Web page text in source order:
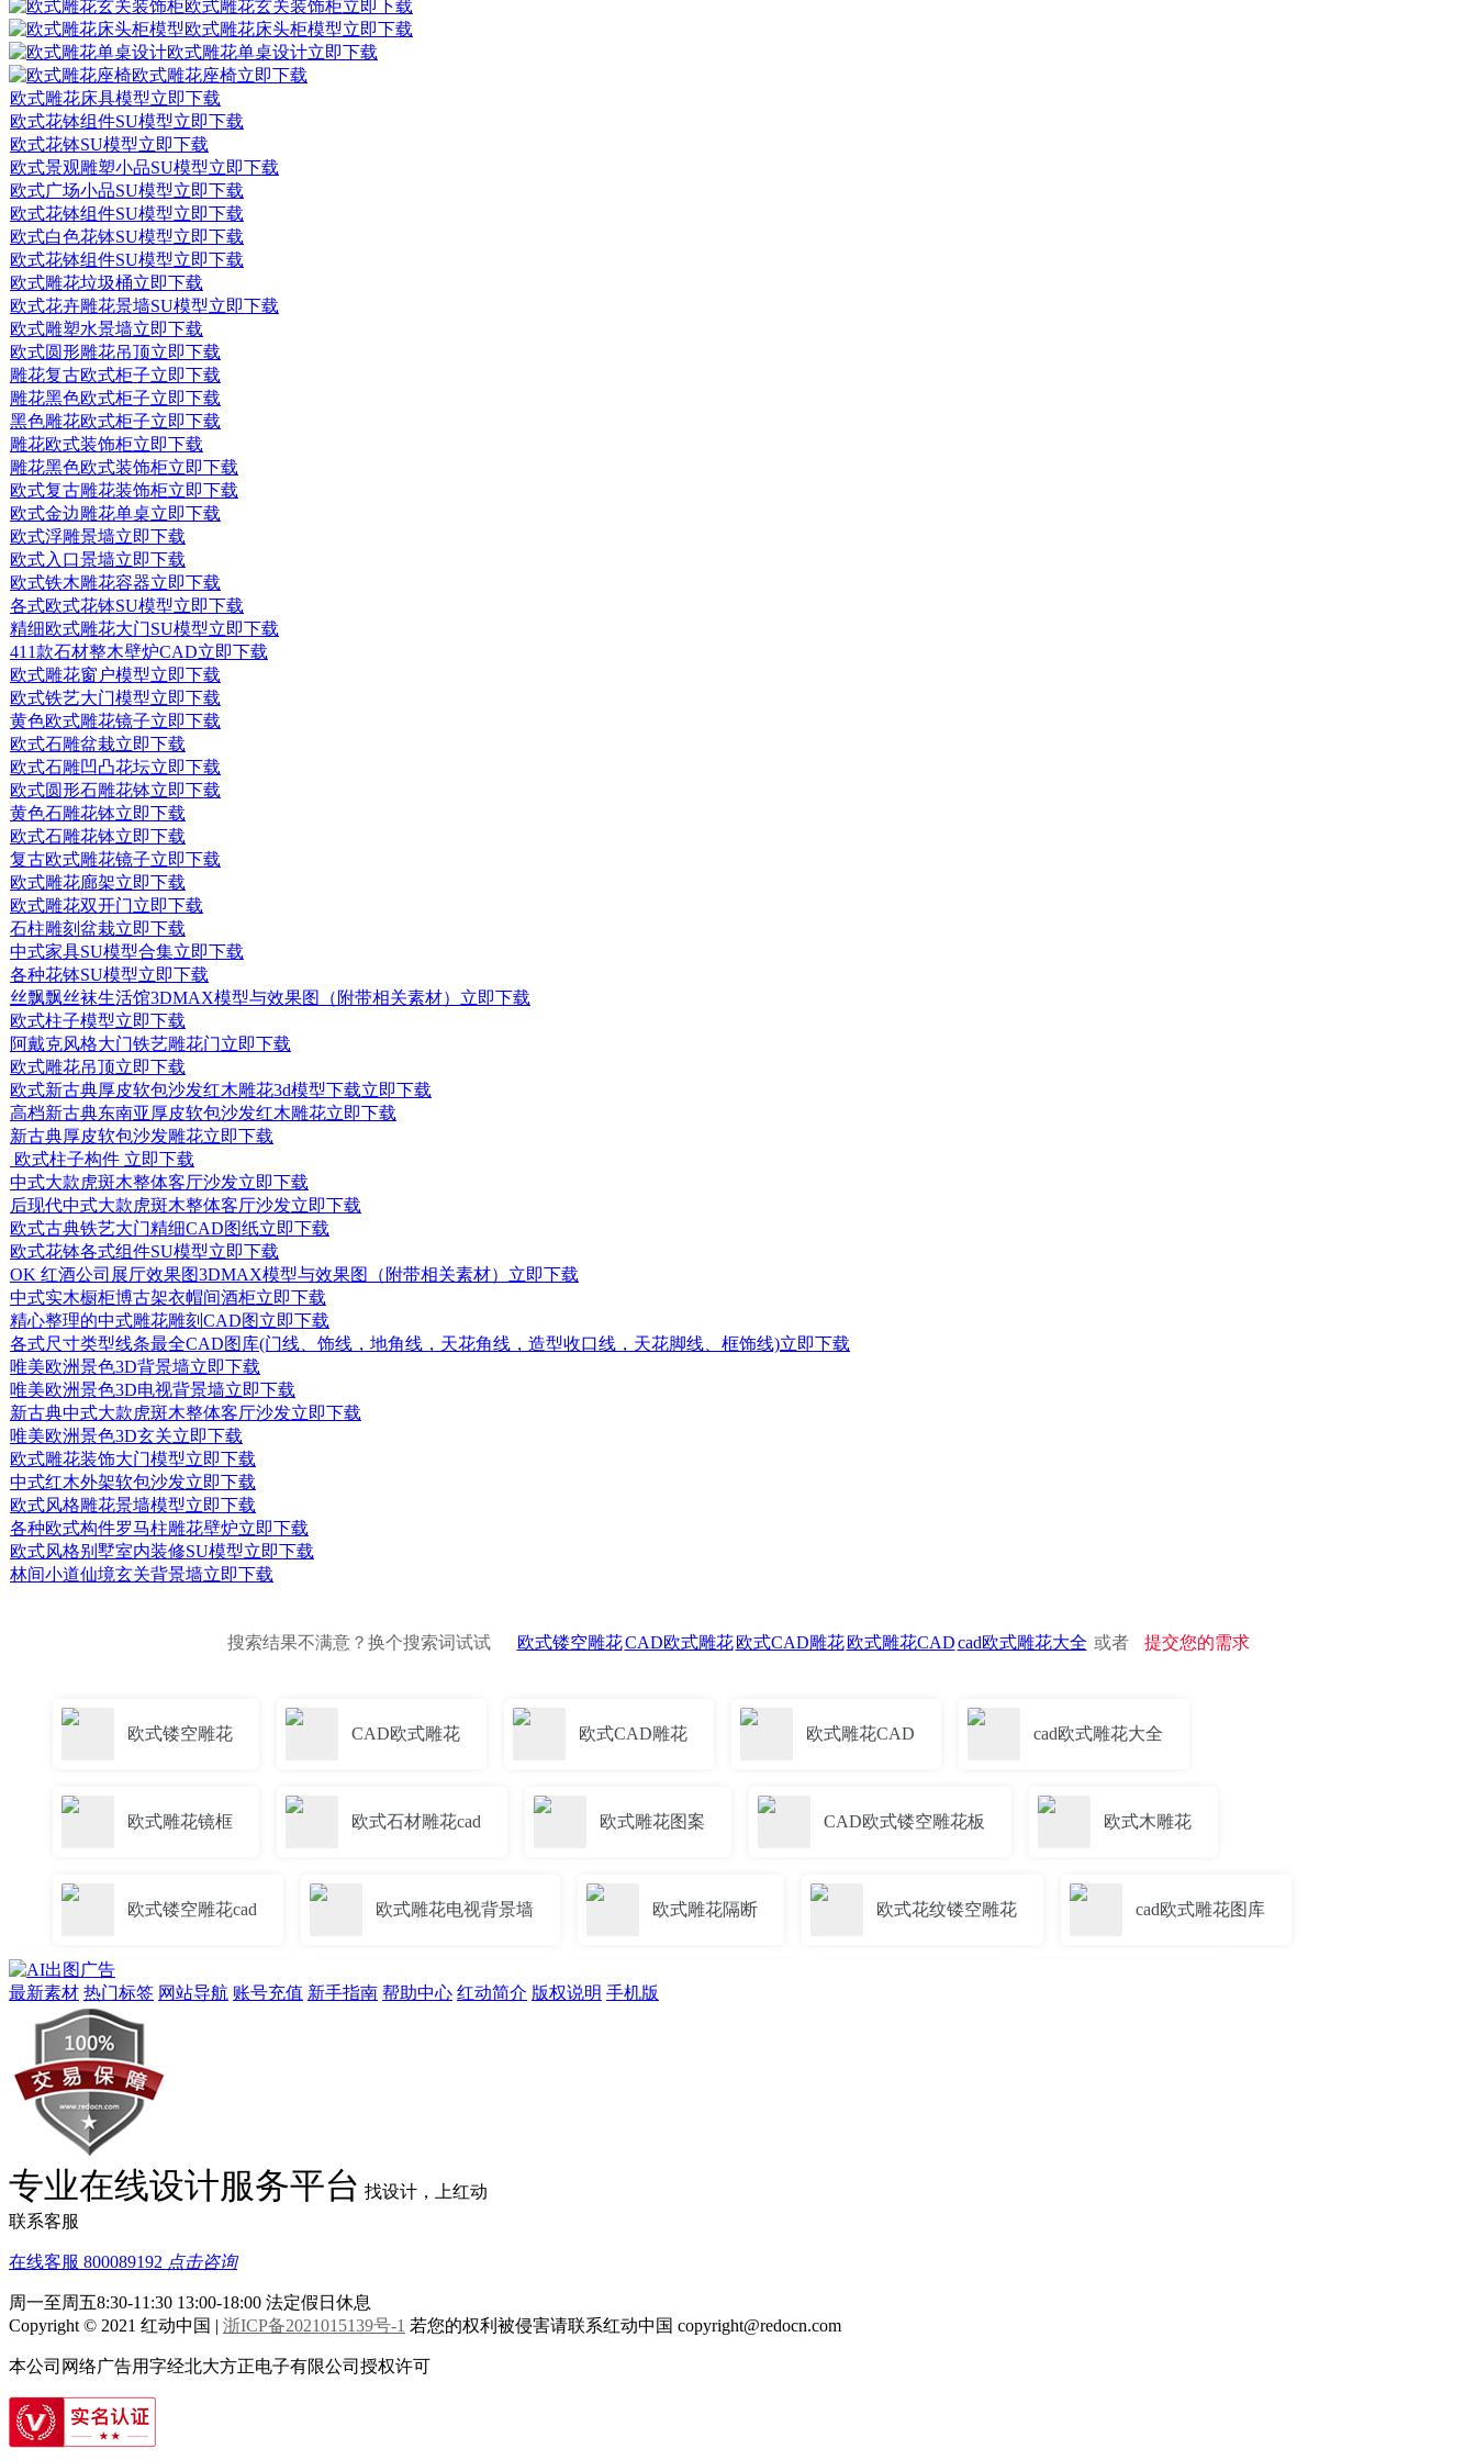
欧式雕花玄关装饰柜立即下载
欧式雕花床头柜模型立即下载
欧式雕花单桌设计立即下载
欧式雕花座椅立即下载
欧式雕花床具模型立即下载
欧式花钵组件SU模型立即下载
欧式花钵SU模型立即下载
欧式景观雕塑小品SU模型立即下载
欧式广场小品SU模型立即下载
欧式花钵组件SU模型立即下载
欧式白色花钵SU模型立即下载
欧式花钵组件SU模型立即下载
欧式雕花垃圾桶立即下载
欧式花卉雕花景墙SU模型立即下载
欧式雕塑水景墙立即下载
欧式圆形雕花吊顶立即下载
雕花复古欧式柜子立即下载
雕花黑色欧式柜子立即下载
黑色雕花欧式柜子立即下载
雕花欧式装饰柜立即下载
雕花黑色欧式装饰柜立即下载
欧式复古雕花装饰柜立即下载
欧式金边雕花单桌立即下载
欧式浮雕景墙立即下载
欧式入口景墙立即下载
欧式铁木雕花容器立即下载
各式欧式花钵SU模型立即下载
精细欧式雕花大门SU模型立即下载
411款石材整木壁炉CAD立即下载
欧式雕花窗户模型立即下载
欧式铁艺大门模型立即下载
黄色欧式雕花镜子立即下载
欧式石雕盆栽立即下载
欧式石雕凹凸花坛立即下载
欧式圆形石雕花钵立即下载
黄色石雕花钵立即下载
欧式石雕花钵立即下载
复古欧式雕花镜子立即下载
欧式雕花廊架立即下载
欧式雕花双开门立即下载
石柱雕刻盆栽立即下载
中式家具SU模型合集立即下载
各种花钵SU模型立即下载
丝飘飘丝袜生活馆3DMAX模型与效果图（附带相关素材） 立即下载
欧式柱子模型立即下载
阿戴克风格大门铁艺雕花门立即下载
欧式雕花吊顶立即下载
欧式新古典厚皮软包沙发红木雕花3d模型下载立即下载
高档新古典东南亚厚皮软包沙发红木雕花立即下载
新古典厚皮软包沙发雕花立即下载
欧式柱子构件 立即下载
中式大款虎斑木整体客厅沙发立即下载
后现代中式大款虎斑木整体客厅沙发立即下载
欧式古典铁艺大门精细CAD图纸立即下载
欧式花钵各式组件SU模型立即下载
OK 红酒公司展厅效果图3DMAX模型与效果图（附带相关素材） 立即下载
中式实木橱柜博古架衣帽间酒柜立即下载
精心整理的中式雕花雕刻CAD图立即下载
各式尺寸类型线条最全CAD图库(门线、饰线，地角线，天花角线，造型收口线，天花脚线、框饰线)立即下载
唯美欧洲景色3D背景墙立即下载
唯美欧洲景色3D电视背景墙立即下载
新古典中式大款虎斑木整体客厅沙发立即下载
唯美欧洲景色3D玄关立即下载
欧式雕花装饰大门模型立即下载
中式红木外架软包沙发立即下载
欧式风格雕花景墙模型立即下载
各种欧式构件罗马柱雕花壁炉立即下载
欧式风格别墅室内装修SU模型立即下载
林间小道仙境玄关背景墙立即下载
搜索结果不满意？换个搜索词试试 欧式镂空雕花CAD欧式雕花 欧式CAD雕花 欧式雕花CADcad欧式雕花大全 或者 提交您的需求
欧式镂空雕花 CAD欧式雕花 欧式CAD雕花 欧式雕花CAD cad欧式雕花大全
欧式雕花镜框 欧式石材雕花cad 欧式雕花图案 CAD欧式镂空雕花板 欧式木雕花
欧式镂空雕花cad 欧式雕花电视背景墙 欧式雕花隔断 欧式花纹镂空雕花 cad欧式雕花图库
欧式镂空雕花隔断 欧式雕花花纹相框 cad镂空欧式雕花
欧式雕花板
欧式石膏雕花
欧式雕花家具
最新素材 热门标签 网站导航 账号充值 新手指南 帮助中心 红动简介 版权说明 手机版
专业在线设计服务平台 找设计，上红动
联系客服
在线客服 800089192 点击咨询
周一至周五8:30-11:30 13:00-18:00 法定假日休息
Copyright © 2021 红动中国 | 浙ICP备2021015139号-1 若您的权利被侵害请联系红动中国 copyright@redocn.com
本公司网络广告用字经北大方正电子有限公司授权许可